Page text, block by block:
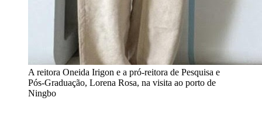
A reitora Oneida Irigon e a pró-reitora de Pesquisa e
Pós-Graduação, Lorena Rosa, na visita ao porto de
Ningbo